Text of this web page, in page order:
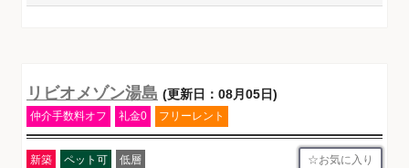
リビオメゾン湯島 (更新日：08月05日)
仲介手数料オフ 礼金0 フリーレント
新築 ペット可 低層 お気に入り